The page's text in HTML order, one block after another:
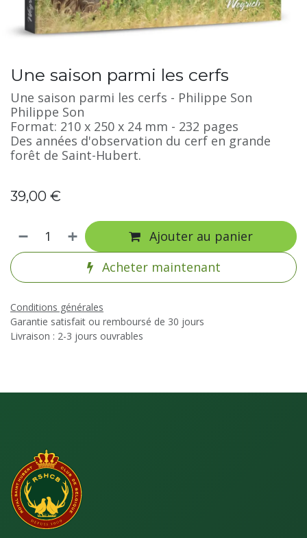
Une saison parmi les cerfs
Une saison parmi les cerfs - Philippe Son
Philippe Son
Format: 210 x 250 x 24 mm - 232 pages
Des années d'observation du cerf en grande
forêt de Saint-Hubert.
39,00 €
Ajouter au panier
Acheter maintenant
Conditions générales
Garantie satisfait ou remboursé de 30 jours
Livraison : 2-3 jours ouvrables